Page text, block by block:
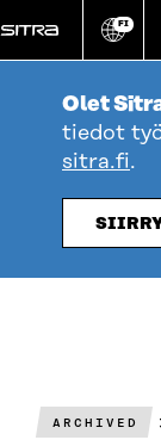
suoraan
sisältöön
Vaihda
kieli
FI
Olet
tiedot
sitra.fi.
ARCHIVED